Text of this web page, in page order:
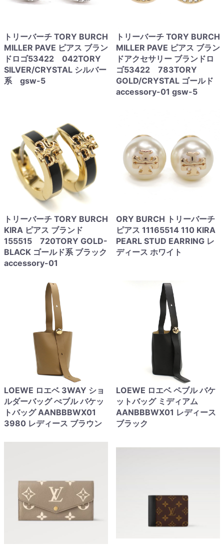
トリーバーチ TORY BURCH
MILLER PAVE ピアス ブラン
ドロゴ53422 042TORY
SILVER/CRYSTAL シルバー
系 gsw-5
トリーバーチ TORY BURCH
MILLER PAVE ピアス ブラン
ドアクセサリー ブランドロ
ゴ53422 783TORY
GOLD/CRYSTAL ゴールド
accessory-01 gsw-5
トリーバーチ TORY BURCH
KIRA ピアス ブランド
155515 720TORY GOLD-
BLACK ゴールド系 ブラック
accessory-01
ORY BURCH トリーバーチ
ピアス 11165514 110 KIRA
PEARL STUD EARRING レ
ディース ホワイト
LOEWE ロエベ 3WAY ショ
ルダーバッグ ぺブル バケッ
トバッグ AANBBBWX01
3980 レディース ブラウン
LOEWE ロエベ ペブル バケ
ットバッグ ミディアム
AANBBBWX01 レディース
ブラック